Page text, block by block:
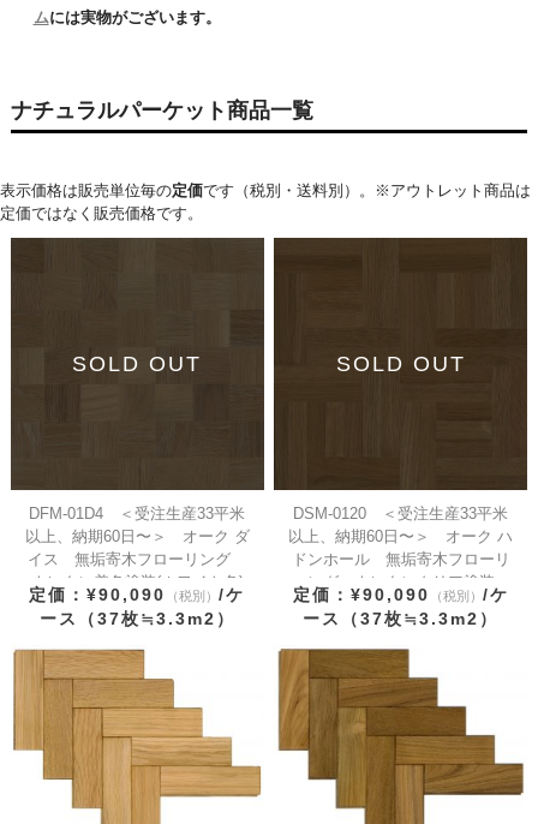
ムには実物がございます。
ナチュラルパーケット商品一覧
表示価格は販売単位毎の定価です（税別・送料別）。※アウトレット商品は
定価ではなく販売価格です。
SOLD OUT
DFM-01D4 ＜受注生産33平米
以上、納期60日〜＞ オーク ダ
イス 無垢寄木フローリング
ウレタン着色塗装(ホワイト色)
定価：¥90,090 （税別）/ケ
ース（37枚≒3.3m2）
SOLD OUT
DSM-0120 ＜受注生産33平米
以上、納期60日〜＞ オーク ハ
ドンホール 無垢寄木フローリ
ング ウレタンクリア塗装
定価：¥90,090 （税別） /ケ
ース（37枚≒3.3m2）